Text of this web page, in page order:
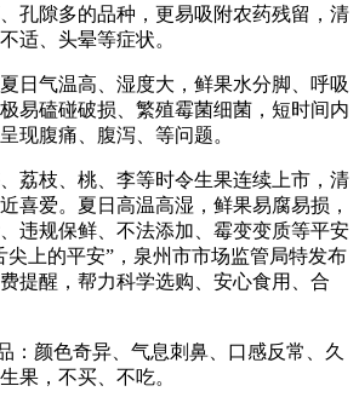
孔隙多的品种，更易吸附农药残留，清
适、头晕等症状。
气温高、湿度大，鲜果水分脚、呼吸
易磕碰破损、繁殖霉菌细菌，短时间内
现腹痛、腹泻、等问题。
枝、桃、李等时令生果连续上市，清
喜爱。夏日高温高湿，鲜果易腐易损，
违规保鲜、不法添加、霉变变质等平安
尖上的平安”，泉州市市场监管局特发布
提醒，帮力科学选购、安心食用、合
颜色奇异、气息刺鼻、口感反常、久
果，不买、不吃。